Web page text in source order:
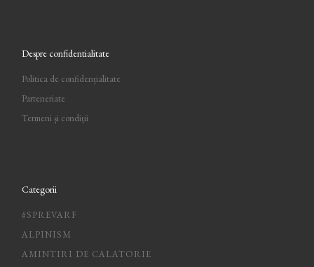
Despre confidentialitate
Politica de confidențialitate
Parteneriate
Termeni și condiții
Categorii
#SPREVARF
ALPINISM
AMINTIRI DE CALATORIE